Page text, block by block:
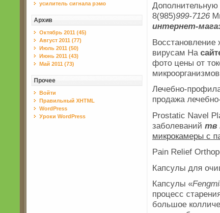
усилитель сигнала рэмо
Архив
Октябрь 2011 (45)
Август 2011 (77)
Июль 2011 (50)
Июнь 2011 (43)
Май 2011 (73)
Прочее
Войти
Правильный XHTML
WordPress
Уроки WordPress
8(985)999-7126
интернет-
Восстановление
вирусам На
фото цены от
Лечебно-
продажа
Prostatic Navel
заболеваний тв
микрокамеры с
Pain Relief
Капсулы для
Капсулы «
процесс
большое